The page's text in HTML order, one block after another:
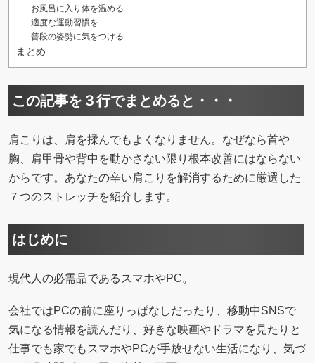
お風呂に入り体を温める
適度な運動習慣を
普段の姿勢に気をつける
まとめ
この記事を３行でまとめると・・・
肩こりは、肩を揉んでもよくなりません。なぜなら首や
胸、肩甲骨や背中を動かさない限り根本改善にはならない
からです。あなたの辛い肩こりを解消するために厳選した
７つのストレッチを紹介します。
はじめに
現代人の必需品であるスマホやPC。
会社ではPCの前に座りっぱなしだったり、移動中SNSで
気になる情報を読んだり、好きな映画やドラマを見たりと
仕事でも家でもスマホやPCが手放せない生活になり、気づ